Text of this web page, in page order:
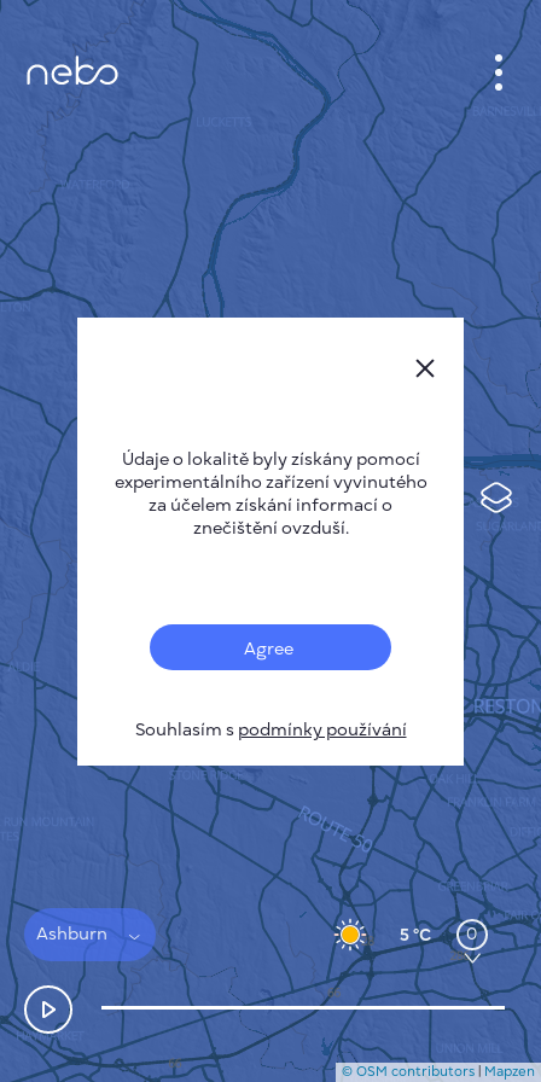
Senzory
Mapa znečištění
Tepelné skvrny
Vítr
Ashburn 5 °C 0
KABINET
MAPA MĚSTA
SENZOR NEBO
O NÁS
Deutsch
Español
JAK TO FUNGUJE
ZÁSADY OCHRANY SOUKROMÍ
PODMÍNKY A PRAVIDLA
PRŮVODCE INSTALACÍ
API
FAQ
KONTAKTUJTE NÁS
© OSM contributors | Mapzen
Údaje o lokalitě byly získány pomocí
experimentálního zařízení vyvinutého
za účelem získání informací o
znečištění ovzduší.
Agree
Souhlasím s podmínky používání